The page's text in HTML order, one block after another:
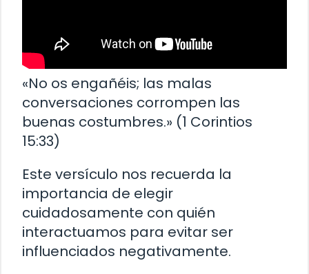
«No os engañéis; las malas
conversaciones corrompen las
buenas costumbres.» (1 Corintios
15:33)
Este versículo nos recuerda la
importancia de elegir
cuidadosamente con quién
interactuamos para evitar ser
influenciados negativamente.